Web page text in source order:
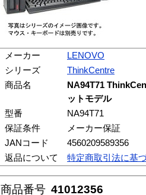
メーカー
LENOVO
シリーズ
ThinkCentre
商品名
NA94T71
ットモデル
型番
NA94T71
保証条件
メーカー保証
JANコード
4560209589356
返品について
特定商取引法に基
商品番号 41012356